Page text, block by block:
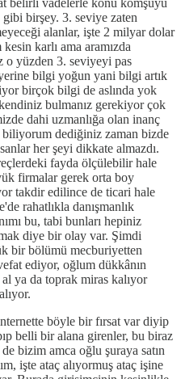
birşey. 3. seviye zaten
alanlar, işte 2 milyar dolar
karlı ama aramızda
o yüzden 3. seviyeyi pas
bilgi yoğun yani bilgi artık
birçok bilgi de aslında yok
bulmanız gerekiyor çok
dahi uzmanlığa olan inanç
dediğiniz zaman bizde
her şeyi dikkate almazdı.
fayda ölçülebilir hale
firmalar gerek orta boy
takdir edilince de ticari hale
rahatlıkla danışmanlık
bu, tabi bunları hepiniz
diye bir olay var. Şimdi
bir bölümü mecburiyetten
ediyor, oğlum dükkânın
ya da toprak miras kalıyor
böyle bir fırsat var diyip
belli bir alana girenler, bu biraz
bizim amca oğlu şuraya satın
işte ataç alıyormuş ataç işine